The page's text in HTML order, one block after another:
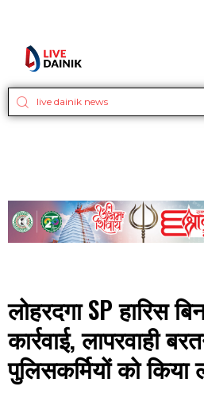
लोहरदगा SP हारिस
कार्रवाई, लापरवाही
पुलिसकर्मियों को किया